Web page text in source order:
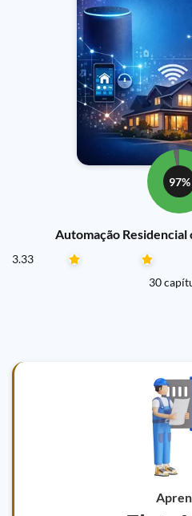
97%
Automação
3.33
30